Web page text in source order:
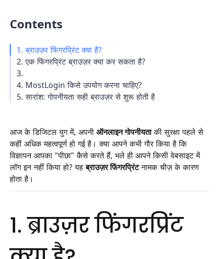
Contents
1. ब्राउज़र फिंगरप्रिंट क्या है?
2. एक फिंगरप्रिंट ब्राउज़र क्या कर सकता है?
3.
4. MostLogin किसे उपयोग करना चाहिए?
5. सारांश: गोपनीयता सही ब्राउज़र से शुरू होती है
आज के डिजिटल युग में, अपनी ऑनलाइन गोपनीयताकी सुरक्षा पहले से
कहीं अधिक महत्वपूर्ण हो गई है। क्या आपने कभी गौर किया है कि
विज्ञापन आपका "पीछा" कैसे करते हैं, भले ही आपने किसी वेबसाइट में
लॉग इन नहीं किया हो? यहब्राउज़र फिंगरप्रिंटनामक चीज़ के कारण
होता है।
1. ब्राउज़र फिंगरप्रिंट